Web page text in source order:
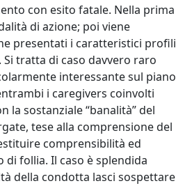
con esito fatale. Nella prima
di azione; poi viene
presentati i caratteristici profili
tratta di caso davvero raro
interessante sul piano
i caregivers coinvolti
la sostanziale “banalità” del
tese alla comprensione del
comprensibilità ed
follia. Il caso è splendida
della condotta lasci sospettare